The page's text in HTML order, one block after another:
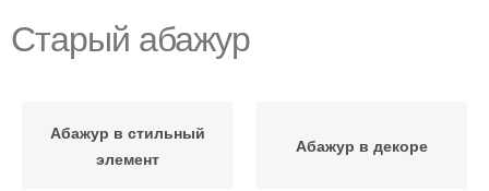
Старый абажур
Абажур в стильный
элемент
Абажур в декоре